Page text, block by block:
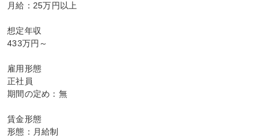
月給：25万円以上
想定年収
433万円～
雇用形態
正社員
期間の定め：無
賃金形態
形態：月給制